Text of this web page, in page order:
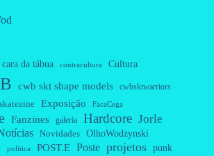
cara da tábua contracultura Cultura
cwb skt shape models cwbsktwarriors
Exposição FacaCega
Fanzines galeria Hardcore Jorle
Novidades OlhoWodzynski
política POST.E Poste projetos punk